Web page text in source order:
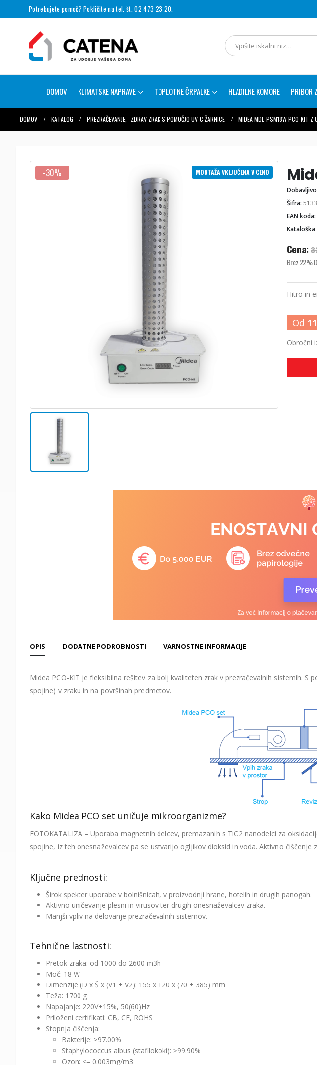
Potrebujete pomoč? Pokličite na tel. št. 02 473 23 20.
DOMOV KLIMATSKE NAPRAVE TOPLOTNE ČRPALKE HLADILNE KOMORE PRIBOR
DOMOV KATALOG PREZRAČEVANJE ZDRAV ZRAK S POMOČJO UV-C ŽARNICE MIDEA MDL-PSM18W PCO-KIT Z
-30% MONTAŽA VKLJUČENA V CENO
Šifra: 5133
EAN koda:
Kataloška
Cena:
Brez 22%
Hitro in
Od
Obročni
OPIS DODATNE PODROBNOSTI VARNOSTNE INFORMACIJE
Midea PCO-KIT je fleksibilna rešitev za bolj kvaliteten zrak v prezračevalnih sistemih.
spojine) v zraku in na površinah predmetov.
Kako Midea PCO set uničuje mikroorganizme?
FOTOKATALIZA – Uporaba magnetnih delcev, premazanih s TiO2 nanodelci za
spojine, iz teh onesnaževalcev pa se ustvarijo ogljikov dioksid in voda. Aktivno
Ključne prednosti:
Širok spekter uporabe v bolnišnicah, v proizvodnji hrane, hotelih in drugih panogah.
Aktivno uničevanje plesni in virusov ter drugih onesnaževalcev zraka.
Manjši vpliv na delovanje prezračevalnih sistemov.
Tehnične lastnosti:
Pretok zraka: od 1000 do 2600 m3h
Moč: 18 W
Dimenzije (D x Š x (V1 + V2): 155 x 120 x (70 + 385) mm
Teža: 1700 g
Napajanje: 220V±15%, 50(60)Hz
Priloženi certifikati: CB, CE, ROHS
Stopnja čiščenja:
Bakterije: ≥97.00%
Staphylococcus albus (stafilokoki): ≥99.90%
Ozon: <= 0.003mg/m3